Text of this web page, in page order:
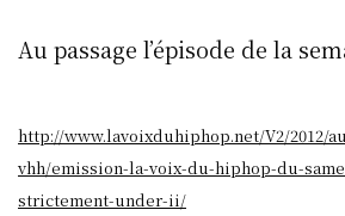
Au passage l’épisode de la
http://www.lavoixduhiphop.net/V2/2012/
vhh/emission-la-voix-du-hiphop-du-
strictement-under-ii/